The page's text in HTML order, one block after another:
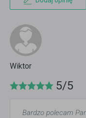
Wiktor
5/5
Bardzo polecam